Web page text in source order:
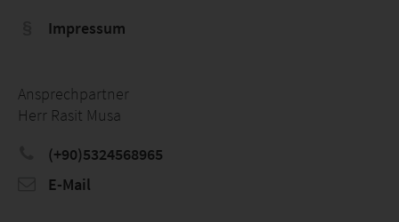
Impressum
Ansprechpartner
Herr Rasit Musa
(+90)5324568965
E-Mail